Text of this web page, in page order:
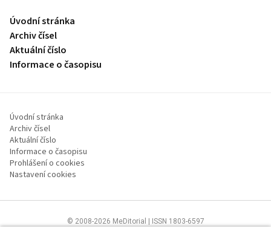
Úvodní stránka
Archiv čísel
Aktuální číslo
Informace o časopisu
Úvodní stránka
Archiv čísel
Aktuální číslo
Informace o časopisu
Prohlášení o cookies
Nastavení cookies
© 2008-2026 MeDitorial | ISSN 1803-6597